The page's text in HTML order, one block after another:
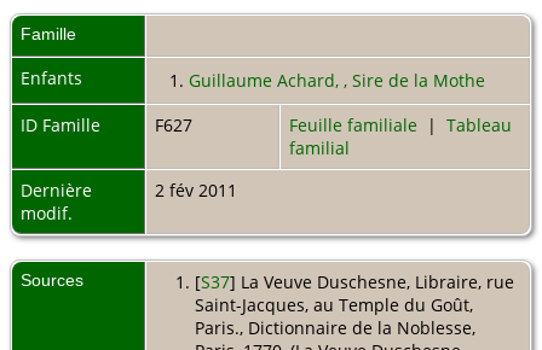
Famille
Enfants 1. Guillaume Achard, , Sire de la Mothe
ID Famille
F627 Feuille familiale | Tableau
familial
Dernière
modif.
2 fév 2011
Sources [S37] La Veuve Duschesne, Libraire, rue
Saint-Jacques, au Temple du Goût,
Paris., Dictionnaire de la Noblesse,